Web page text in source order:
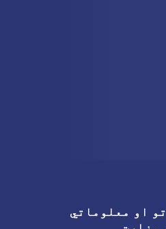
او معلوماتي